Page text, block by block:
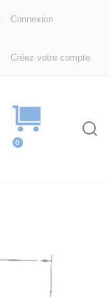
Connexion
Créez votre compte
0